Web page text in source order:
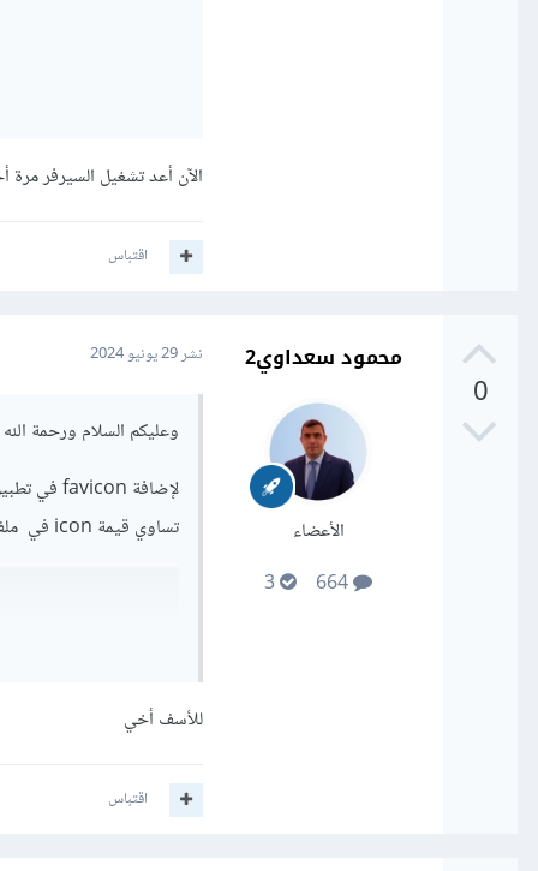
الآن أعد تشغيل السيرفر
اقتباس
0
محمود سعداوي2
الأعضاء
نشر29 يونيو 2024
وعليكم السلام ورحمة
تساوي قيمة icon في ملف ال layout.jsx لديك هكذا
للأسف أخي
اقتباس